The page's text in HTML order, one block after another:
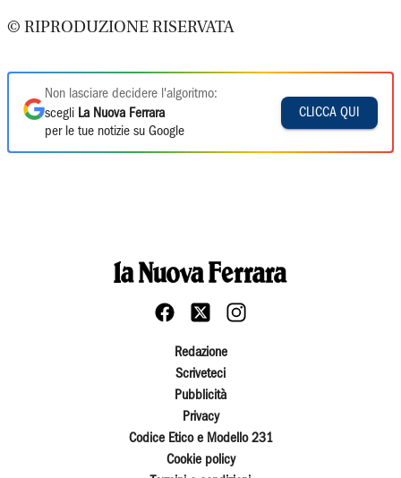
© RIPRODUZIONE RISERVATA
Non lasciare decidere l'algoritmo:
scegli La Nuova Ferrara
per le tue notizie su Google
CLICCA QUI
Redazione
Scriveteci
Pubblicità
Privacy
Codice Etico e Modello 231
Cookie policy